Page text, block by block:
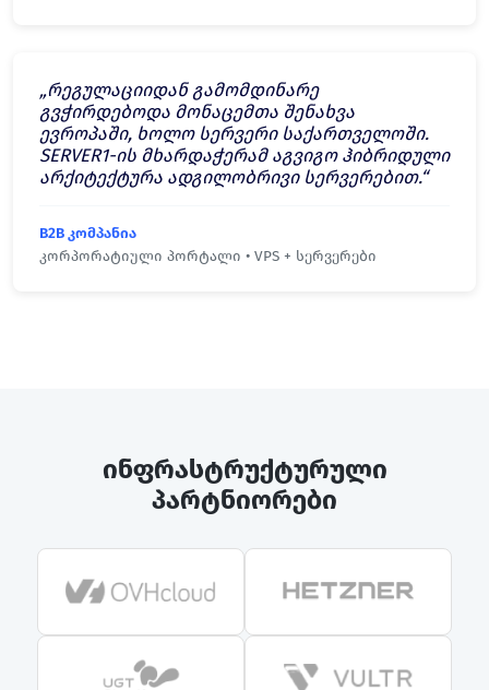
„რეგულაციიდან გამომდინარე
გვჭირდებოდა მონაცემთა შენახვა
ევროპაში, ხოლო სერვერი საქართველოში.
SERVER1-ის მხარდაჭერამ აგვიგო ჰიბრიდული
არქიტექტურა ადგილობრივი სერვერებით.“
B2B კომპანია
კორპორატიული პორტალი • VPS + სერვერები
ინფრასტრუქტურული
პარტნიორები